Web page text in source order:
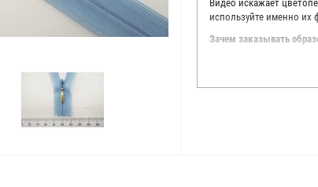
Видео искажает
используйте именно их
Зачем заказывать
Мы делаем все
Мы осматриваем и
находить только